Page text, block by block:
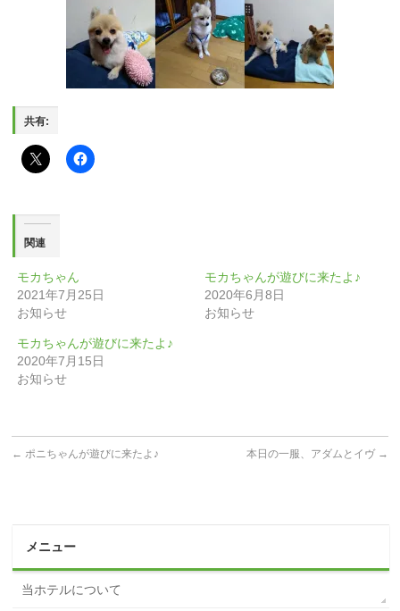
共有:
関連
モカちゃん
2021年7月25日
お知らせ
モカちゃんが遊びに来たよ♪
2020年6月8日
お知らせ
モカちゃんが遊びに来たよ♪
2020年7月15日
お知らせ
← ポニちゃんが遊びに来たよ♪ 本日の一服、アダムとイヴ →
メニュー
当ホテルについて